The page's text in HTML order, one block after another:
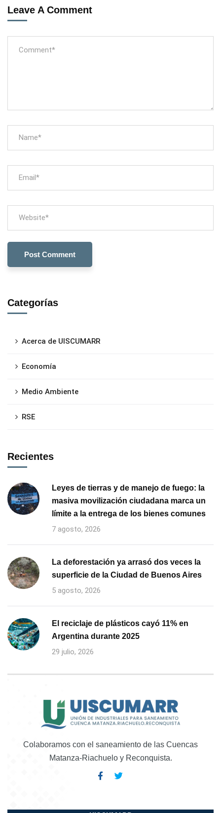
Leave A Comment
Categorías
Acerca de UISCUMARR
Economía
Medio Ambiente
RSE
Recientes
Leyes de tierras y de manejo de fuego: la
masiva movilización ciudadana marca un
límite a la entrega de los bienes comunes
7 agosto, 2026
La deforestación ya arrasó dos veces la
superficie de la Ciudad de Buenos Aires
5 agosto, 2026
El reciclaje de plásticos cayó 11% en
Argentina durante 2025
29 julio, 2026
Colaboramos con el saneamiento de las Cuencas
Matanza-Riachuelo y Reconquista.